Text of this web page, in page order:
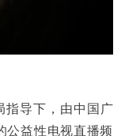
指导下，由中国广
公益性电视直播频